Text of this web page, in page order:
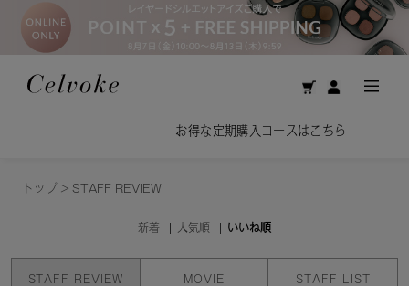
お得な定期購入コースはこちら
トップ > STAFF REVIEW
新着 人気順 いいね順
STAFF REVIEW MOVIE STAFF LIST